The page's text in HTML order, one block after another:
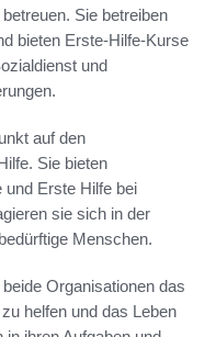
Sie betreiben
bieten Erste-Hilfe-Kurse
und
auf den
Sie bieten
und Erste Hilfe bei
sie sich in der
Menschen.
Organisationen das
helfen und das Leben